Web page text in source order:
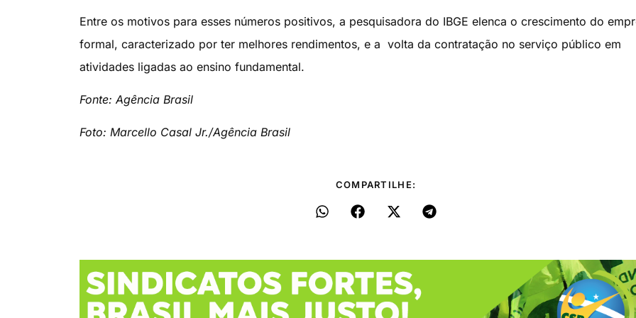
Entre os motivos para esses números positivos, a pesquisadora do IBGE elenca o crescimento do
formal, caracterizado por ter melhores rendimentos, e a volta da contratação no serviço público em
atividades ligadas ao ensino fundamental.
Fonte: Agência Brasil
Foto: Marcello Casal Jr./Agência Brasil
COMPARTILHE: